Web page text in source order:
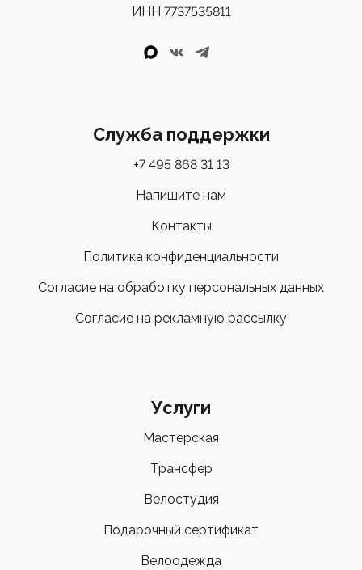
ИНН 7737535811
Служба поддержки
+7 495 868 31 13
Напишите нам
Контакты
Политика конфиденциальности
Согласие на обработку персональных данных
Согласие на рекламную рассылку
Услуги
Мастерская
Трансфер
Велостудия
Подарочный сертификат
Велоодежда